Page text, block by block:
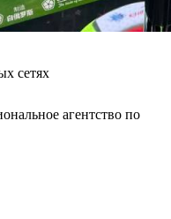
сетях
агентство по